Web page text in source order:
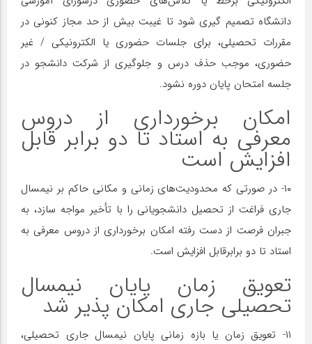
دانشگاه تصمیم گیری شود تا غیبت بیش از حد مجاز کنونی در
مقررات تحصیلی، برای جلسات حضوری یا الکترونیکی / غیر
حضوری، موجب حذف درس و جلوگیری از شرکت دانشجو در
جلسه امتحان پایان دوره نشود.
امکان برخورداری از دروس
معرفی به استاد تا دو برابر قابل
افزایش است
۱۰- در صورتی که محدودیت‌های زمانی و مکانی حاکم بر نیمسال
جاری فراغت از تحصیل دانشجویانی را با تأخیر مواجه سازد، به
جبران فرصت از دست رفته امکان برخورداری از دروس معرفی به
استاد تا دو برابرقابل افزایش است.
تعویق زمان پایان نیمسال
تحصیلی جاری امکان پذیر شد
۱۱- تعویق زمان یا بازه زمانی پایان نیمسال جاری تحصیلی،